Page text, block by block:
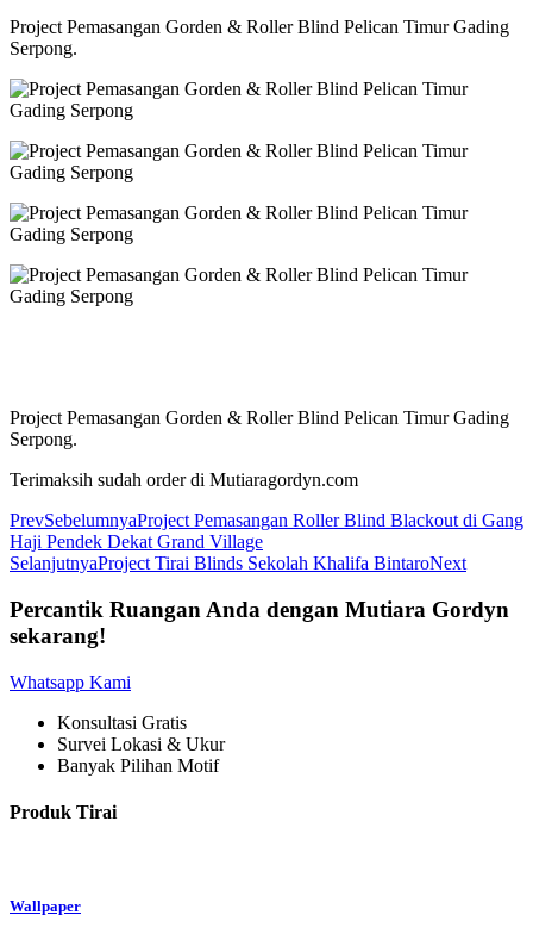
Project Pemasangan Gorden & Roller Blind Pelican Timur Gading
Serpong.
Project Pemasangan Gorden & Roller Blind Pelican Timur Gading
Serpong.
Terimaksih sudah order di Mutiaragordyn.com
PrevSebelumnyaProject Pemasangan Roller Blind Blackout di Gang
Haji Pendek Dekat Grand Village
SelanjutnyaProject Tirai Blinds Sekolah Khalifa BintaroNext
Percantik Ruangan Anda dengan Mutiara Gordyn
sekarang!
Whatsapp Kami
Konsultasi Gratis
Survei Lokasi & Ukur
Banyak Pilihan Motif
Produk Tirai
Wallpaper